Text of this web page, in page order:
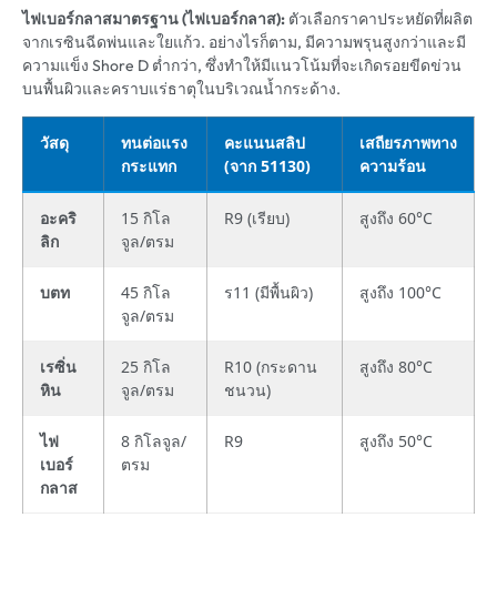
ไฟเบอร์กลาสมาตรฐาน (ไฟเบอร์กลาส): ตัวเลือกราคาประหยัดที่ผลิต
จากเรซินฉีดพ่นและใยแก้ว. อย่างไรก็ตาม, มีความพรุนสูงกว่าและมี
ความแข็ง Shore D ต่ำกว่า, ซึ่งทำให้มีแนวโน้มที่จะเกิดรอยขีดข่วน
บนพื้นผิวและคราบแร่ธาตุในบริเวณน้ำกระด้าง.
วัสดุ
ทนต่อแรง
กระแทก
คะแนนสลิป
(จาก 51130)
เสถียรภาพทาง
ความร้อน
อะคริ
ลิก
15 กิโล
จูล/ตรม
R9 (เรียบ) สูงถึง 60°C
บตท
45 กิโล
จูล/ตรม
ร11 (มีพื้นผิว) สูงถึง 100°C
เรซิ่น
หิน
25 กิโล
จูล/ตรม
R10 (กระดาน
ชนวน)
สูงถึง 80°C
ไฟ
เบอร์
กลาส
8 กิโลจูล/
ตรม
R9 สูงถึง 50°C